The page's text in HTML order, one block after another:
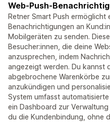
Web-Push-
Retner Smart Push ermöglicht
Benachrichtigungen an
Mobilgeräten zu senden.
Besucher:innen, die deine
anzusprechen, indem
angezeigt werden. Du kannst
abgebrochene Warenkörbe
anzukündigen und
System umfasst
ein Dashboard zur
du die Kundenbindung, ohne